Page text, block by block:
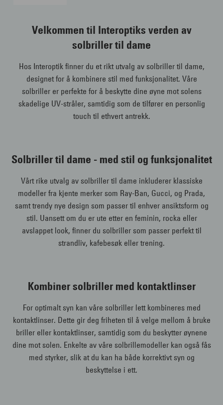
Velkommen til Interoptiks verden av
solbriller til dame
Hos Interoptik finner du et rikt utvalg av solbriller til dame,
designet for å kombinere stil med funksjonalitet. Våre
solbriller er perfekte for å beskytte dine øyne mot solens
skadelige UV-stråler, samtidig som de tilfører en personlig
touch til ethvert antrekk.
Solbriller til dame - med stil og funksjonalitet
Vårt rike utvalg av solbriller til dame inkluderer klassiske
modeller fra kjente merker som Ray-Ban, Gucci, og Prada,
samt trendy nye design som passer til enhver ansiktsform og
stil. Uansett om du er ute etter en feminin, rocka eller
avslappet look, finner du solbriller som passer perfekt til
strandliv, kafebesøk eller trening.
Kombiner solbriller med kontaktlinser
For optimalt syn kan våre solbriller lett kombineres med
kontaktlinser. Dette gir deg friheten til å velge mellom å bruke
briller eller kontaktlinser, samtidig som du beskytter øynene
dine mot solen. Enkelte av våre solbrillemodeller kan også fås
med styrker, slik at du kan ha både korrektivt syn og
beskyttelse i ett.